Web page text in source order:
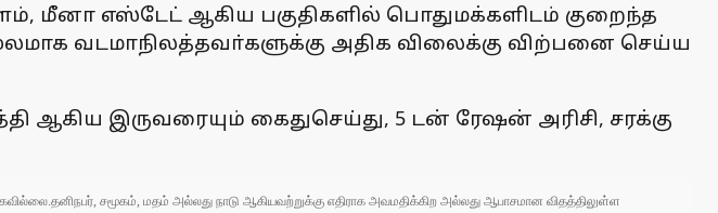
மீனா எஸ்டேட் ஆகிய பகுதிகளில் பொதுமக்களிடம் குறைந்த
வடமாநிலத்தவா்களுக்கு அதிக விலைக்கு விற்பனை செய்ய
ஆகிய இருவரையும் கைதுசெய்து, 5 டன் ரேஷன் அரிசி, சரக்கு
சமூகம், மதம் அல்லது நாடு ஆகியவற்றுக்கு எதிராக அவமதிக்கிற அல்லது ஆபாசமான விதத்திலுள்ள